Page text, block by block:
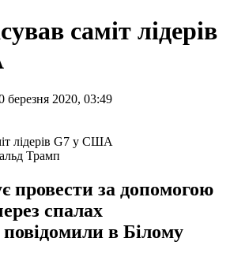
саміт лідерів
березня 2020, 03:49
Трамп
провести за допомогою
спалах
повідомили в Білому